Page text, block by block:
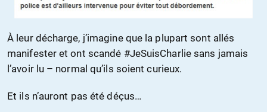
À leur décharge, j’imagine que la plupart sont allés
manifester et ont scandé #JeSuisCharlie sans jamais
l’avoir lu – normal qu’ils soient curieux.
Et ils n’auront pas été déçus…